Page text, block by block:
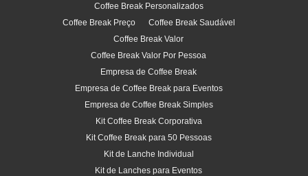
Coffee Break Personalizados
Coffee Break Preço
Coffee Break Saudável
Coffee Break Valor
Coffee Break Valor Por Pessoa
Empresa de Coffee Break
Empresa de Coffee Break para Eventos
Empresa de Coffee Break Simples
Kit Coffee Break Corporativa
Kit Coffee Break para 50 Pessoas
Kit de Lanche Individual
Kit de Lanches para Eventos